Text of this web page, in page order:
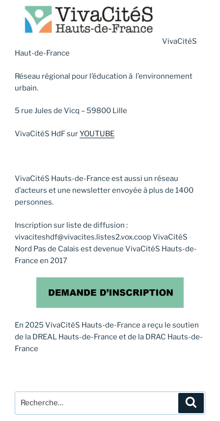
VivaCitéS
Haut-de-France
Réseau régional pour l’éducation à l’environnement
urbain.
5 rue Jules de Vicq – 59800 Lille
VivaCitéS HdF surYOUTUBE
VivaCitéS Hauts-de-France est aussi un réseau
d’acteurs et une newsletter envoyée à plus de 1400
personnes.
Inscription sur liste de diffusion :
vivaciteshdf@vivacites.listes2.vox.coop VivaCitéS
Nord Pas de Calais est devenue VivaCitéS Hauts-de-
France en 2017
En 2025 VivaCitéS Hauts-de-France a reçu le soutien
de la DREAL Hauts-de-France et de la DRAC Hauts-de-
France
pour